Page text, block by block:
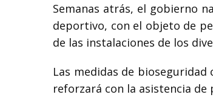
Semanas atrás, el gobierno
deportivo, con el objeto de
de las instalaciones de los
Las medidas de
reforzará con la asistencia de